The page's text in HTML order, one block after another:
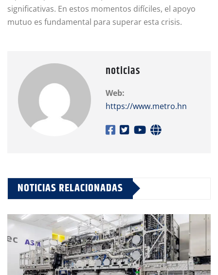
significativas. En estos momentos difíciles, el apoyo
mutuo es fundamental para superar esta crisis.
noticias
Web:
https://www.metro.hn
NOTICIAS RELACIONADAS